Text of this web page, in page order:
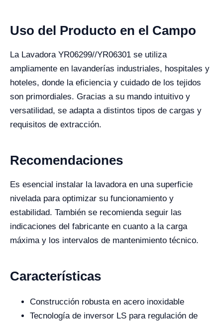
Uso del Producto en el Campo
La Lavadora YR06299//YR06301 se utiliza
ampliamente en lavanderías industriales, hospitales y
hoteles, donde la eficiencia y cuidado de los tejidos
son primordiales. Gracias a su mando intuitivo y
versatilidad, se adapta a distintos tipos de cargas y
requisitos de extracción.
Recomendaciones
Es esencial instalar la lavadora en una superficie
nivelada para optimizar su funcionamiento y
estabilidad. También se recomienda seguir las
indicaciones del fabricante en cuanto a la carga
máxima y los intervalos de mantenimiento técnico.
Características
Construcción robusta en acero inoxidable
Tecnología de inversor LS para regulación de